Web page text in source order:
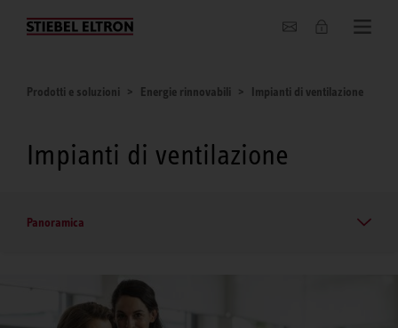
Chi siamo
Prodotti e soluzioni Energie rinnovabili Impianti di ventilazione
Impianti di ventilazione
Panoramica